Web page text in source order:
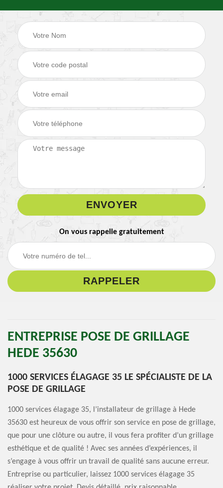
On vous rappelle gratuitement
ENTREPRISE POSE DE GRILLAGE
HEDE 35630
1000 SERVICES ÉLAGAGE 35 LE SPÉCIALISTE DE LA
POSE DE GRILLAGE
1000 services élagage 35, l’installateur de grillage à Hede
35630 est heureux de vous offrir son service en pose de grillage,
que pour une clôture ou autre, il vous fera profiter d’un grillage
esthétique et de qualité ! Avec ses années d’expériences, il
s’engage à vous offrir un travail de qualité sans aucune erreur.
Entreprise ou particulier, laissez 1000 services élagage 35